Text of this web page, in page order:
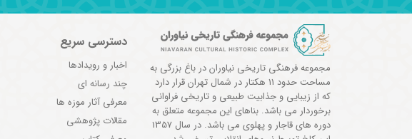
مجموعه فرهنگی تاریخی نیاوران در باغ بزرگی به
مساحت حدود 11 هکتار در شمال تهران قرار دارد
که از زیبایی و جذابیت طبیعی و تاریخی فراوانی
برخوردار می باشد. بناهای این مجموعه متعلق به
دوره های قاجار و پهلوی می باشد. در سال 1357
دسترسی سریع
اخبار و رویدادها
چند رسانه ای
معرفی آثار موزه ها
مقالات پژوهشی